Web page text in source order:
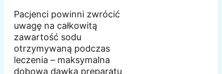
Pacjenci powinni zwrócić
uwagę na całkowitą
zawartość sodu
otrzymywaną podczas
leczenia – maksymalna
dobowa dawka preparatu